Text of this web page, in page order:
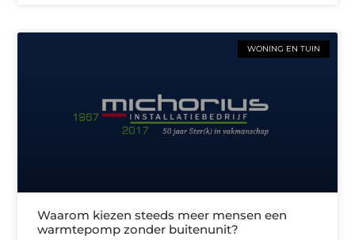
WONING EN TUIN
Waarom kiezen steeds meer mensen een
warmtepomp zonder buitenunit?